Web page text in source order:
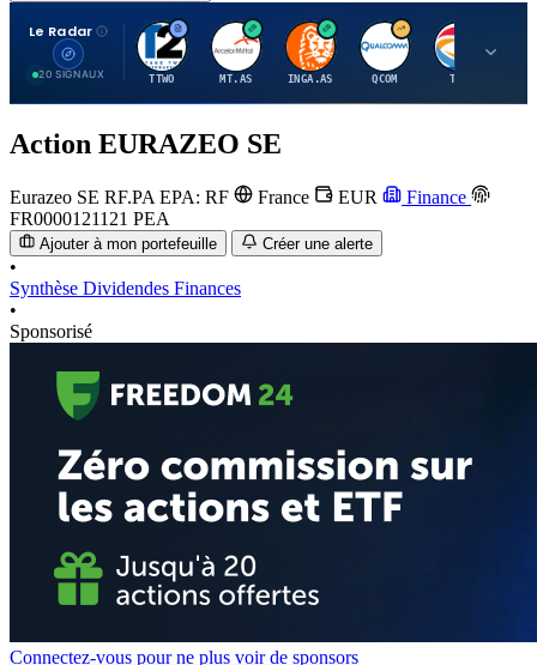
Le Radar
20 SIGNAUX
T
TTWO
A
MT.AS
I
INGA.AS
Q
QCOM
T
TTE
Action EURAZEO SE
Eurazeo SE RF.PA EPA: RF France EUR
Finance
FR0000121121 PEA
Ajouter à mon portefeuille Créer une alerte
•
Synthèse Dividendes Finances
•
Sponsorisé
Connectez-vous pour ne plus voir de sponsors